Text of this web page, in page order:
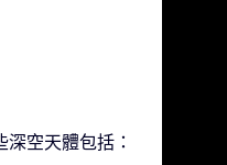
空天體包括：